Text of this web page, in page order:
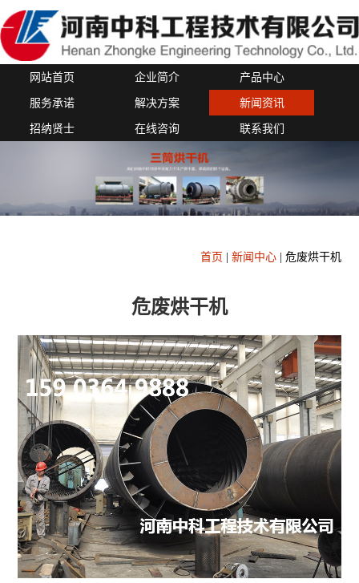
网站首页 企业简介 产品中心
服务承诺 解决方案 新闻资讯
招纳贤士 在线咨询 联系我们
首页 新闻中心| 危废烘干机
危废烘干机